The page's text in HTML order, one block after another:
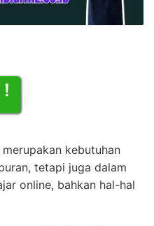
kebutuhan
tetapi juga dalam
online, bahkan hal-hal